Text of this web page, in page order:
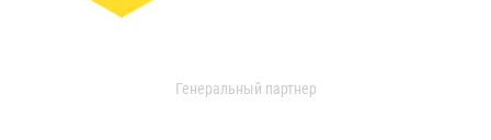
Генеральный партнер